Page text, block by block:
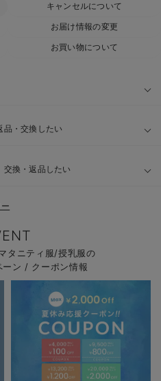
キャンセルについて
お届け情報の変更
お買い物について
品・交換したい
交換・返品したい
タニティ服/授乳服の
ン / クーポン情報